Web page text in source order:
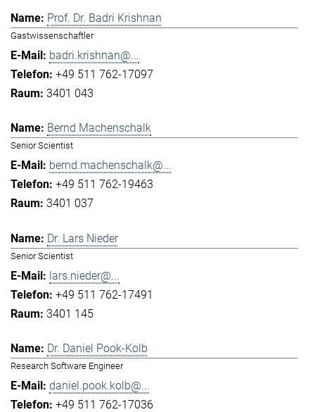
Prof. Dr. Badri Krishnan
Gastwissenschaftler
badri.krishnan@...
+49 511 762-17097
3401 043
Bernd Machenschalk
Senior Scientist
bernd.machenschalk@...
+49 511 762-19463
3401 037
Dr. Lars Nieder
Senior Scientist
lars.nieder@...
+49 511 762-17491
3401 145
Dr. Daniel Pook-Kolb
Research Software Engineer
daniel.pook.kolb@...
+49 511 762-17036